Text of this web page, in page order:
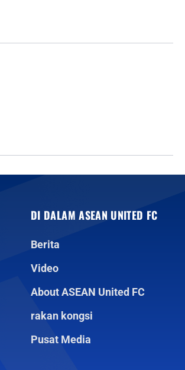
DI DALAM ASEAN UNITED FC
Berita
Video
About ASEAN United FC
rakan kongsi
Pusat Media